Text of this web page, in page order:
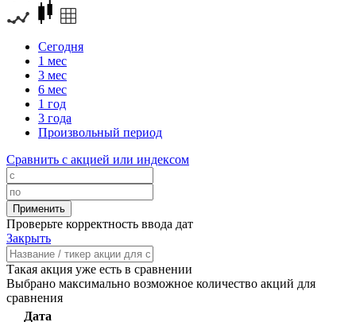
Сегодня
1 мес
3 мес
6 мес
1 год
3 года
Произвольный период
Сравнить с акцией или индексом
Проверьте корректность ввода дат
Закрыть
Такая акция уже есть в сравнении
Выбрано максимально возможное количество акций для
сравнения
Дата